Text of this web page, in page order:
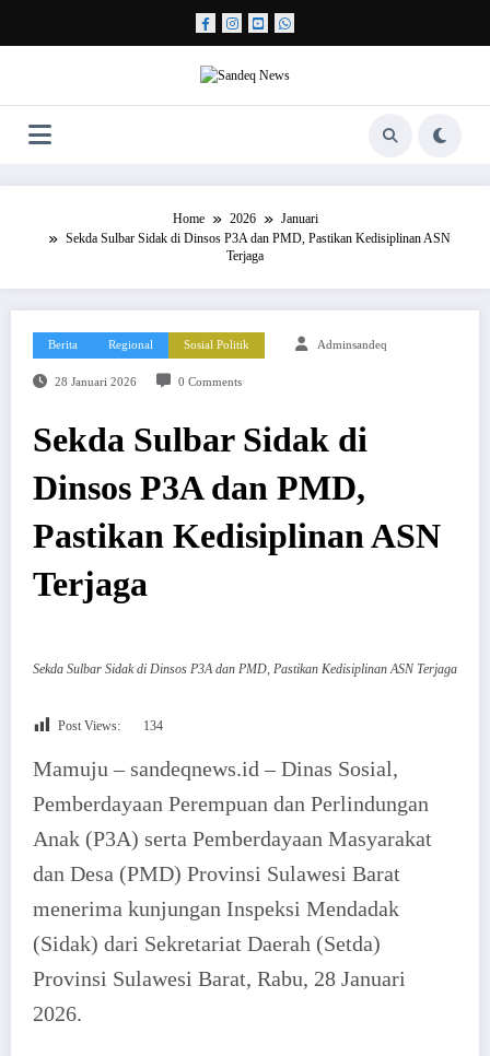
content
Home 2026
Januari
Sekda Sulbar Sidak di Dinsos P3A dan PMD, Pastikan Kedisiplinan ASN
Terjaga
Berita Regional Sosial Politik Adminsandeq
28 Januari 2026 0 Comments
Sekda Sulbar Sidak di
Dinsos P3A dan PMD,
Pastikan Kedisiplinan ASN
Terjaga
Sekda Sulbar Sidak di Dinsos P3A dan PMD, Pastikan Kedisiplinan ASN Terjaga
Post Views: 134
Mamuju – sandeqnews.id – Dinas Sosial,
Pemberdayaan Perempuan dan Perlindungan
Anak (P3A) serta Pemberdayaan Masyarakat
dan Desa (PMD) Provinsi Sulawesi Barat
menerima kunjungan Inspeksi Mendadak
(Sidak) dari Sekretariat Daerah (Setda)
Provinsi Sulawesi Barat, Rabu, 28 Januari
2026.